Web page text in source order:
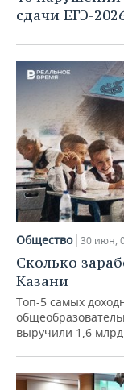
сдачи ЕГЭ-
Общество 30 июн,
Сколько
Казани
Топ-5 самых
выручили 1,6